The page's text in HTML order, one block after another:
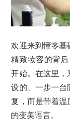
欢迎来到懂零
精致妆容的背后
开始。在这里，
设的、一步一台
复，而是带着温
的变美语言。